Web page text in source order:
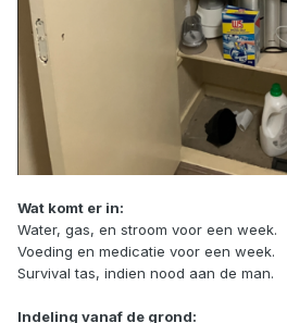
Wat komt er in:
Water, gas, en stroom voor een week.
Voeding en medicatie voor een week.
Survival tas, indien nood aan de man.
Indeling vanaf de grond: